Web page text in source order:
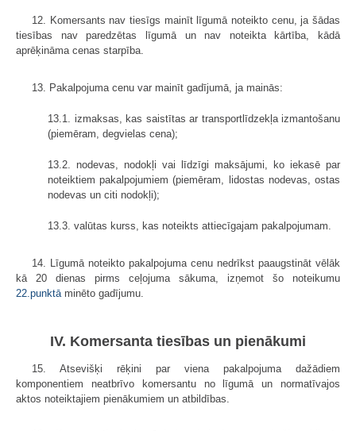
12. Komersants nav tiesīgs mainīt līgumā noteikto cenu, ja šādas
tiesības nav paredzētas līgumā un nav noteikta kārtība, kādā
aprēķināma cenas starpība.
13. Pakalpojuma cenu var mainīt gadījumā, ja mainās:
13.1. izmaksas, kas saistītas ar transportlīdzekļa izmantošanu
(piemēram, degvielas cena);
13.2. nodevas, nodokļi vai līdzīgi maksājumi, ko iekasē par
noteiktiem pakalpojumiem (piemēram, lidostas nodevas, ostas
nodevas un citi nodokļi);
13.3. valūtas kurss, kas noteikts attiecīgajam pakalpojumam.
14. Līgumā noteikto pakalpojuma cenu nedrīkst paaugstināt vēlāk
kā 20 dienas pirms ceļojuma sākuma, izņemot šo noteikumu
22.punktā minēto gadījumu.
IV. Komersanta tiesības un pienākumi
15. Atsevišķi rēķini par viena pakalpojuma dažādiem
komponentiem neatbrīvo komersantu no līgumā un normatīvajos
aktos noteiktajiem pienākumiem un atbildības.